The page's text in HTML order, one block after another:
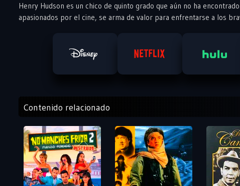
Henry Hudson es un chico de quinto grado que aún no ha
apasionados por el cine, se arma de valor para enfrentarse a los
Contenido relacionado